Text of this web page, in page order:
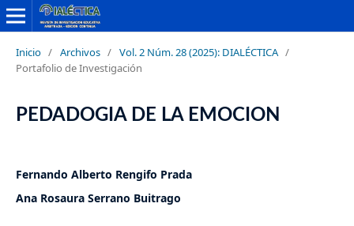
Inicio / Archivos / Vol. 2 Núm. 28 (2025): DIALÉCTICA /
Portafolio de Investigación
PEDADOGIA DE LA EMOCION
Fernando Alberto Rengifo Prada
Ana Rosaura Serrano Buitrago